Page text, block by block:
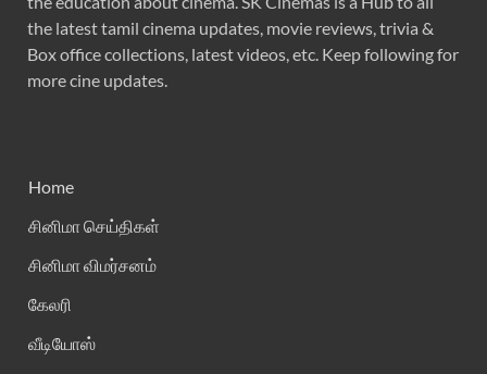
the latest tamil cinema updates, movie reviews, trivia &
Box office collections, latest videos, etc. Keep following for
more cine updates.
Home
சினிமா செய்திகள்
சினிமா விமர்சனம்
கேலரி
வீடியோஸ்